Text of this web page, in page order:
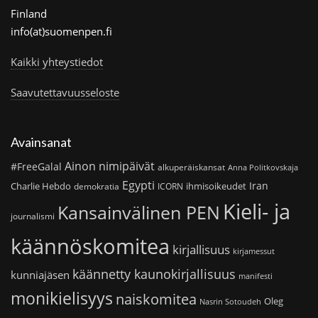
Finland
info(at)suomenpen.fi
Kaikki yhteystiedot
Saavutettavuusseloste
Avainsanat
#FreeGalal Ainon nimipäivät alkuperäiskansat Anna Politkovskaja
Charlie Hebdo demokratia Egypti ICORN ihmisoikeudet Iran
journalismi Kansainvälinen PEN Kieli- ja
käännöskomitea kirjallisuus kirjamessut
kunniajäsen käännetty kaunokirjallisuus manifesti
monikielisyys naiskomitea Nasrin Sotoudeh Oleg